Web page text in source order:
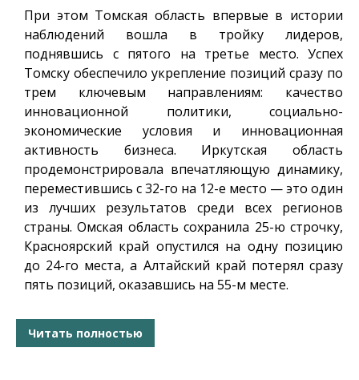
При этом Томская область впервые в истории
наблюдений вошла в тройку лидеров,
поднявшись с пятого на третье место. Успех
Томску обеспечило укрепление позиций сразу по
трем ключевым направлениям: качество
инновационной политики, социально-
экономические условия и инновационная
активность бизнеса. Иркутская область
продемонстрировала впечатляющую динамику,
переместившись с 32-го на 12-е место — это один
из лучших результатов среди всех регионов
страны. Омская область сохранила 25-ю строчку,
Красноярский край опустился на одну позицию
до 24-го места, а Алтайский край потерял сразу
пять позиций, оказавшись на 55-м месте.
Читать полностью